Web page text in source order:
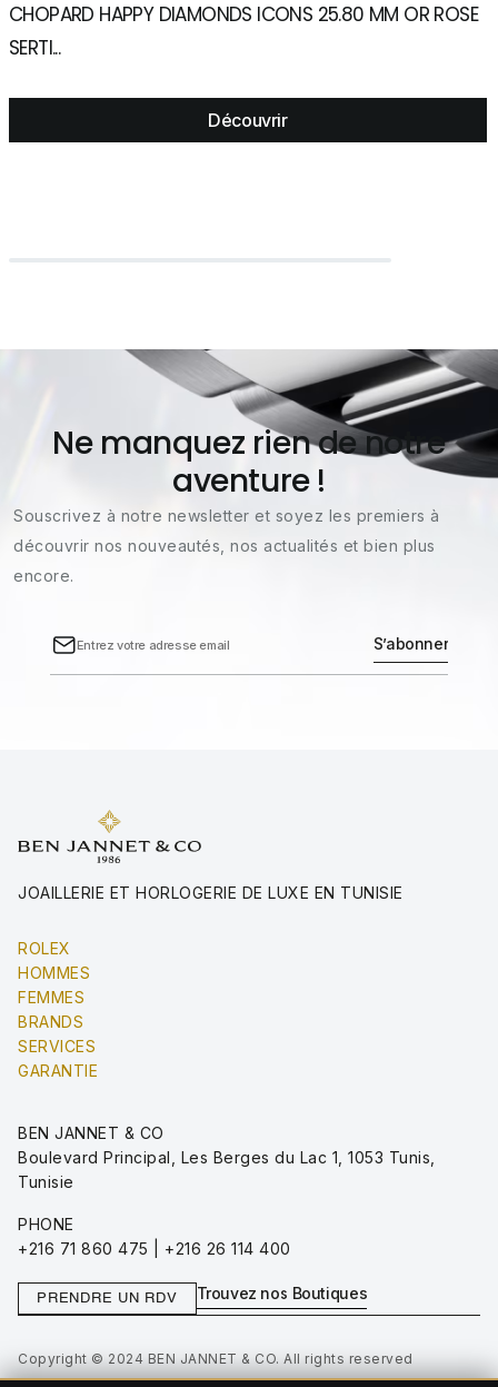
CHOPARD HAPPY DIAMONDS ICONS 25.80 MM OR ROSE
SERTI...
Découvrir
Ne manquez rien de notre
aventure !
Souscrivez à notre newsletter et soyez les premiers à
découvrir nos nouveautés, nos actualités et bien plus
encore.
JOAILLERIE ET HORLOGERIE DE LUXE EN TUNISIE
ROLEX
HOMMES
FEMMES
BRANDS
SERVICES
GARANTIE
BEN JANNET & CO
Boulevard Principal, Les Berges du Lac 1, 1053 Tunis,
Tunisie
PHONE
+216 71 860 475 | +216 26 114 400
PRENDRE UN RDV Trouvez nos Boutiques
Copyright © 2024 BEN JANNET & CO. All rights reserved